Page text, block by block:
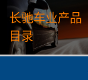
长驰车业产品
目录